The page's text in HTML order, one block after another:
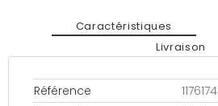
Caractéristiques
Livraison
Référence
1176174